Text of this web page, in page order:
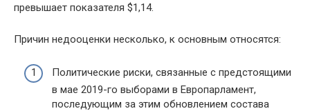
превышает показателя $1,14.
Причин недооценки несколько, к основным относятся:
Политические риски, связанные с предстоящими
в мае 2019-го выборами в Европарламент,
последующим за этим обновлением состава